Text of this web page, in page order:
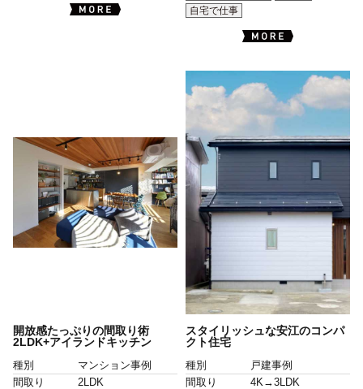
自宅で仕事
開放感たっぷりの間取り術
2LDK+アイランドキッチン
種別
マンション事例
間取り
2LDK
スタイリッシュな安江のコンパ
クト住宅
種別
戸建事例
間取り
4K→3LDK